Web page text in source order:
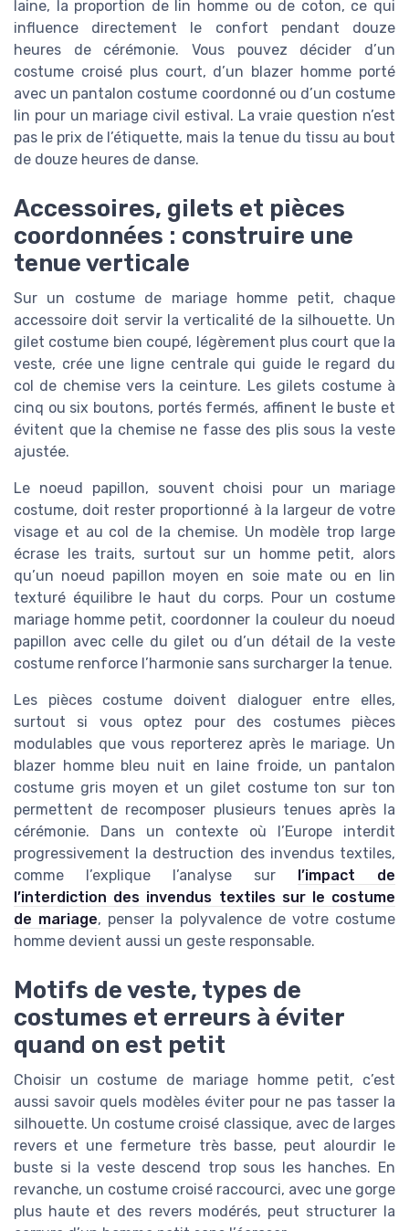
laine, la proportion de lin homme ou de coton, ce qui
influence directement le confort pendant douze
heures de cérémonie. Vous pouvez décider d’un
costume croisé plus court, d’un blazer homme porté
avec un pantalon costume coordonné ou d’un costume
lin pour un mariage civil estival. La vraie question n’est
pas le prix de l’étiquette, mais la tenue du tissu au bout
de douze heures de danse.
Accessoires, gilets et pièces
coordonnées : construire une
tenue verticale
Sur un costume de mariage homme petit, chaque
accessoire doit servir la verticalité de la silhouette. Un
gilet costume bien coupé, légèrement plus court que la
veste, crée une ligne centrale qui guide le regard du
col de chemise vers la ceinture. Les gilets costume à
cinq ou six boutons, portés fermés, affinent le buste et
évitent que la chemise ne fasse des plis sous la veste
ajustée.
Le noeud papillon, souvent choisi pour un mariage
costume, doit rester proportionné à la largeur de votre
visage et au col de la chemise. Un modèle trop large
écrase les traits, surtout sur un homme petit, alors
qu’un noeud papillon moyen en soie mate ou en lin
texturé équilibre le haut du corps. Pour un costume
mariage homme petit, coordonner la couleur du noeud
papillon avec celle du gilet ou d’un détail de la veste
costume renforce l’harmonie sans surcharger la tenue.
Les pièces costume doivent dialoguer entre elles,
surtout si vous optez pour des costumes pièces
modulables que vous reporterez après le mariage. Un
blazer homme bleu nuit en laine froide, un pantalon
costume gris moyen et un gilet costume ton sur ton
permettent de recomposer plusieurs tenues après la
cérémonie. Dans un contexte où l’Europe interdit
progressivement la destruction des invendus textiles,
comme l’explique l’analyse sur
l’impact de
l’interdiction des invendus textiles sur le costume
de mariage, penser la polyvalence de votre costume
homme devient aussi un geste responsable.
Motifs de veste, types de
costumes et erreurs à éviter
quand on est petit
Choisir un costume de mariage homme petit, c’est
aussi savoir quels modèles éviter pour ne pas tasser la
silhouette. Un costume croisé classique, avec de larges
revers et une fermeture très basse, peut alourdir le
buste si la veste descend trop sous les hanches. En
revanche, un costume croisé raccourci, avec une gorge
plus haute et des revers modérés, peut structurer la